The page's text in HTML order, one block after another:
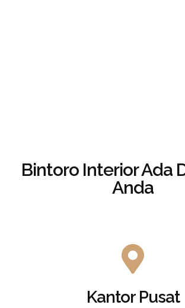
Bintoro InteriorAda
Anda
Kantor Pusat